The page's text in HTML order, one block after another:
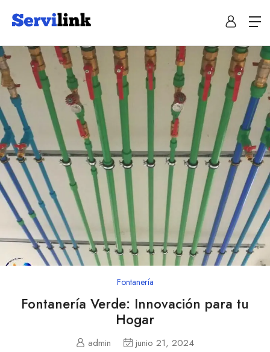
Fontanería
Fontanería Verde: Innovación para tu
Hogar
admin junio 21, 2024